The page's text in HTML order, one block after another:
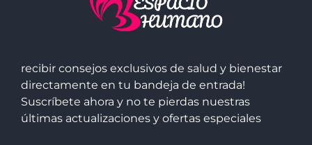
recibir consejos exclusivos de salud y bienestar
directamente en tu bandeja de entrada!
Suscríbete ahora y no te pierdas nuestras
últimas actualizaciones y ofertas especiales